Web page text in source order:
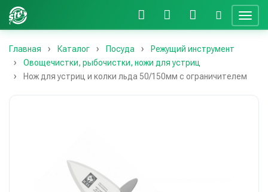
Главная Каталог Посуда
Режущий инструмент
Овощечистки, рыбочистки, ножи для устриц
Нож для устриц и колки льда 50/150мм с ограничителем